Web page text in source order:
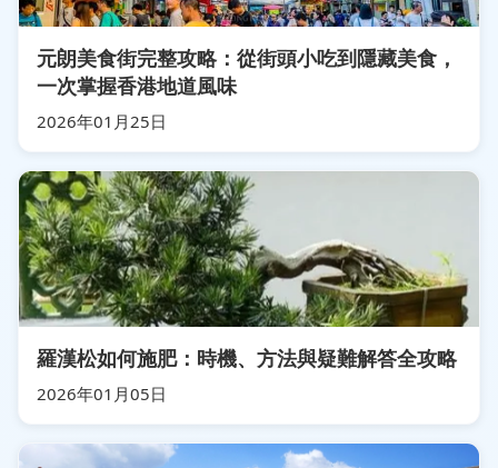
元朗美食街完整攻略：從街頭小吃到隱藏美食，
一次掌握香港地道風味
2026年01月25日
羅漢松如何施肥：時機、方法與疑難解答全攻略
2026年01月05日